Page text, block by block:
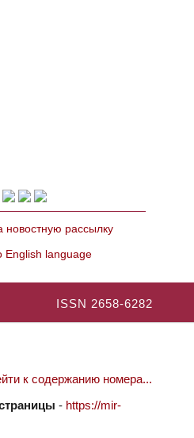
новостную рассылку
English language
ISSN 2658-6282
к содержанию номера...
- https://mir-